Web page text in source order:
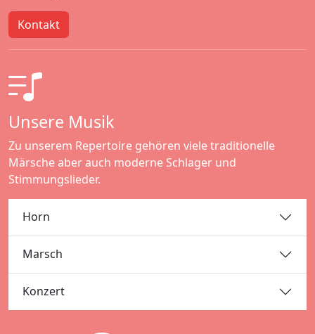
Kontakt
Unsere Musik
Zu unserem Repertoire gehören viele traditionelle
Märsche aber auch moderne Schlager und
Stimmungslieder.
Horn
Marsch
Konzert